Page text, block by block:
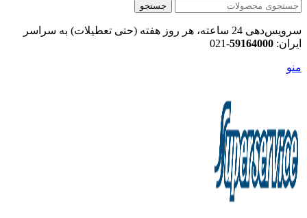
جستجو
سرویس‌دهی 24 ساعته، هر روز هفته (حتی تعطیلات) به سراسر
ایران: 59164000
-021
منو